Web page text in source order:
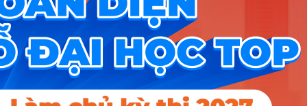
Trường Đại Học Yersin Đà Lạt
Trường Đại Học Kinh Tế Kỹ Thuật Bình Dương 3 ngành
Xem chi
tiết
Trường Đại Học Thái Bình Dương 2 ngành
Xem chi
tiết